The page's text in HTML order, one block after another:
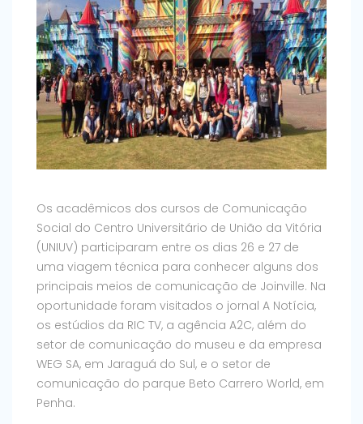
Os acadêmicos dos cursos de Comunicação
Social do Centro Universitário de União da Vitória
(UNIUV) participaram entre os dias 26 e 27 de
uma viagem técnica para conhecer alguns dos
principais meios de comunicação de Joinville. Na
oportunidade foram visitados o jornal A Notícia,
os estúdios da RIC TV, a agência A2C, além do
setor de comunicação do museu e da empresa
WEG SA, em Jaraguá do Sul, e o setor de
comunicação do parque Beto Carrero World, em
Penha.